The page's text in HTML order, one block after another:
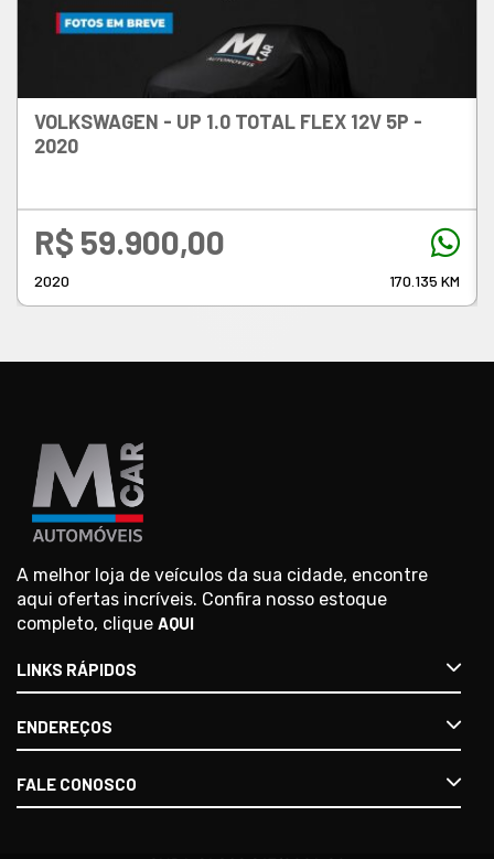
VOLKSWAGEN - UP 1.0 TOTAL FLEX 12V 5P -
2020
R$ 59.900,00
2020 170.135 KM
A melhor loja de veículos da sua cidade, encontre
aqui ofertas incríveis. Confira nosso estoque
completo, clique AQUI
LINKS RÁPIDOS
ENDEREÇOS
FALE CONOSCO